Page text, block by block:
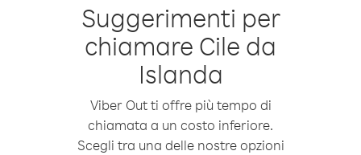
Suggerimenti per
chiamare Cile da
Islanda
Viber Out ti offre più tempo di
chiamata a un costo inferiore.
Scegli tra una delle nostre opzioni